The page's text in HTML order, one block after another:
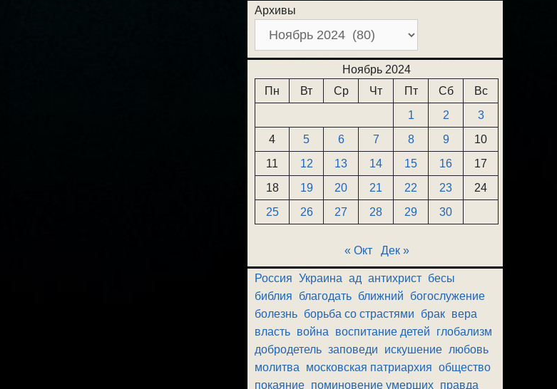
Архивы
Ноябрь 2024
Пн
Вт Ср Чт Пт Сб
Вс
1
2
3
4
5 6 7 8 9
10
11
12 13 14 15 16
17
18
19 20 21 22 23
24
25
26 27 28 29 30
« Окт Дек »
Россия Украина ад антихрист бесы
библия
благодать ближний
богослужение
болезнь борьба со страстями брак вера
власть война воспитание детей
глобализм
добродетель заповеди искушение любовь
молитва
московская патриархия
общество
покаяние поминовение умерших правда